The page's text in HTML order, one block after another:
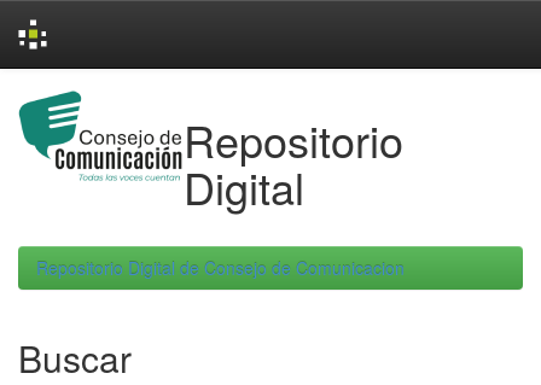
navigation
Repositorio
Digital
Repositorio Digital de Consejo de Comunicacion
Buscar